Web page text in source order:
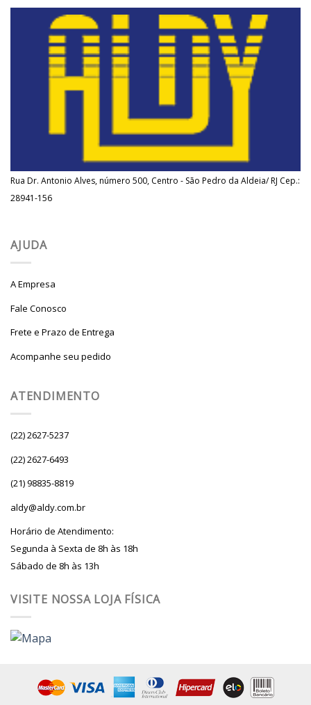
Rua Dr. Antonio Alves, número 500, Centro - São Pedro da Aldeia/ RJ Cep.:
28941-156
AJUDA
A Empresa
Fale Conosco
Frete e Prazo de Entrega
Acompanhe seu pedido
ATENDIMENTO
(22) 2627-5237
(22) 2627-6493
(21) 98835-8819
aldy@aldy.com.br
Horário de Atendimento:
Segunda à Sexta de 8h às 18h
Sábado de 8h às 13h
VISITE NOSSA LOJA FÍSICA